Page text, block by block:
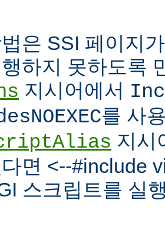
은 SSI 페이지
하지 못하도록
지시어에서
를 사
지시
면 <--#include
스크립트를 실